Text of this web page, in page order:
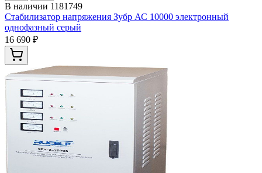
В наличии 1181749
Стабилизатор напряжения Зубр АС 10000 электронный
однофазный серый
16 690 ₽